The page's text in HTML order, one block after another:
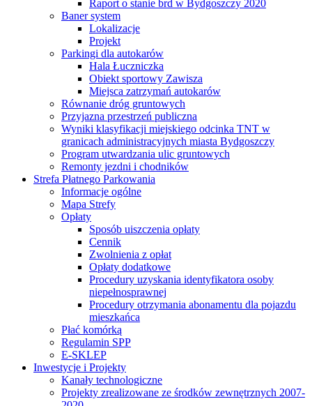
Raport o stanie brd w Bydgoszczy 2020
Baner system
Lokalizacje
Projekt
Parkingi dla autokarów
Hala Łuczniczka
Obiekt sportowy Zawisza
Miejsca zatrzymań autokarów
Równanie dróg gruntowych
Przyjazna przestrzeń publiczna
Wyniki klasyfikacji miejskiego odcinka TNT w
granicach administracyjnych miasta Bydgoszczy
Program utwardzania ulic gruntowych
Remonty jezdni i chodników
Strefa Płatnego Parkowania
Informacje ogólne
Mapa Strefy
Opłaty
Sposób uiszczenia opłaty
Cennik
Zwolnienia z opłat
Opłaty dodatkowe
Procedury uzyskania identyfikatora osoby
niepełnosprawnej
Procedury otrzymania abonamentu dla pojazdu
mieszkańca
Płać komórką
Regulamin SPP
E-SKLEP
Inwestycje i Projekty
Kanały technologiczne
Projekty zrealizowane ze środków zewnętrznych 2007-